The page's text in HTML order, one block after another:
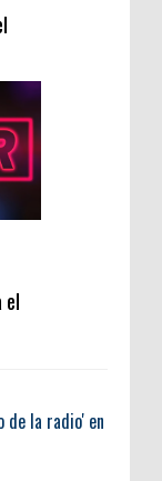
el
de la radio' en